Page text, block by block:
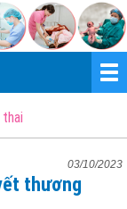
03/10/2023
thương